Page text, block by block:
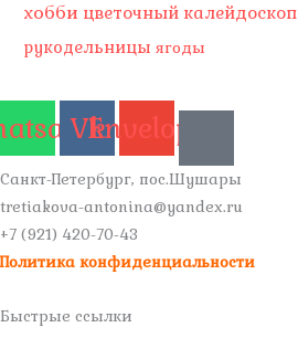
хобби цветочный калейдоскоп
рукодельницы ягоды
VkEnvelope
Санкт-Петербург, пос.Шушары
tretiakova-antonina@yandex.ru
+7 (921) 420-70-43
Политика конфиденциальности
Быстрые ссылки